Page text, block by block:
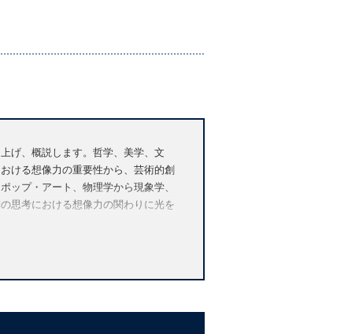
げ、概説します。哲学、美学、文
ける想像力の重要性から、芸術的創
プ・アート、物理学から現象学、
思考における想像力の関わりに光を